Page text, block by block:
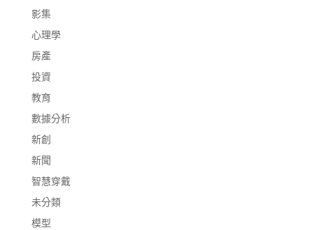
影集
心理學
房產
投資
教育
數據分析
新創
新聞
智慧穿戴
未分類
模型